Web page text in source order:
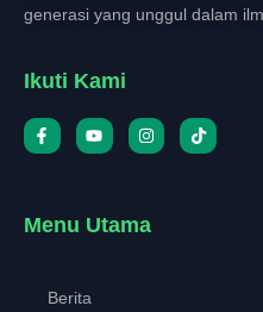
generasi yang unggul dalam
Ikuti Kami
Menu Utama
Berita